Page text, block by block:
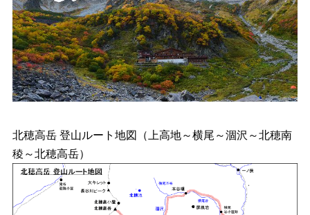
北穂高岳 登山ルート地図（上高地～横尾～涸沢～北穂南
稜～北穂高岳）